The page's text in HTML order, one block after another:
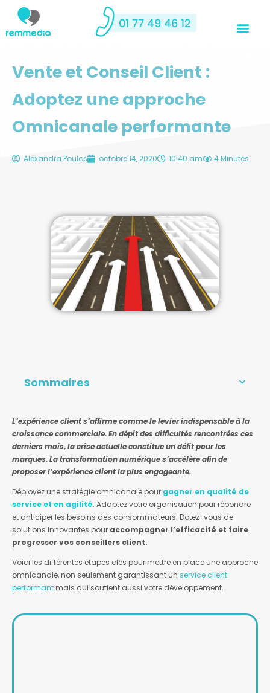
Vente et Conseil Client :
Adoptez une approche
Omnicanale performante
Alexandra Poulos octobre 14, 2020 10:40 am 4 Minutes
Sommaires
L’expérience client s’affirme comme le levier indispensable à la
croissance commerciale. En dépit des difficultés rencontrées ces
derniers mois, la crise actuelle constitue un défit pour les
marques. La transformation numérique s’accélère afin de
proposer l’expérience client la plus engageante.
Déployez une stratégie omnicanale pour gagner en qualité de
service et en agilité. Adaptez votre organisation pour répondre
et anticiper les besoins des consommateurs. Dotez-vous de
solutions innovantes pour accompagner l’efficacité et faire
progresser vos conseillers client.
Voici les différentes étapes clés pour mettre en place une approche
omnicanale, non seulement garantissant un service client
performant mais qui soutient aussi votre développement.